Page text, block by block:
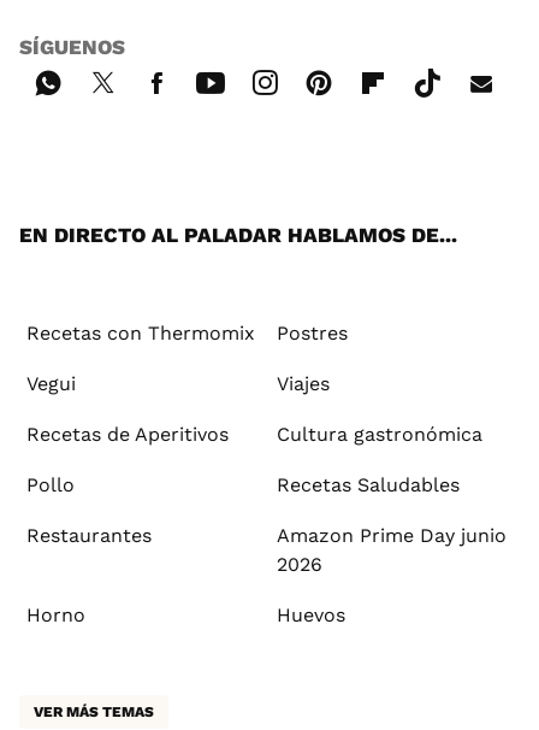
SÍGUENOS
EN DIRECTO AL PALADAR HABLAMOS DE...
Recetas con Thermomix Postres
Vegui Viajes
Recetas de Aperitivos Cultura gastronómica
Pollo Recetas Saludables
Restaurantes
Amazon Prime Day junio
2026
Horno Huevos
VER MÁS TEMAS